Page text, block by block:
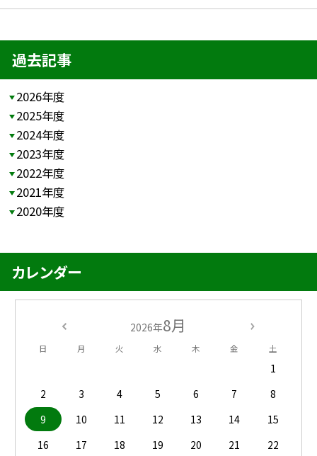
過去記事
2026年度
2025年度
2024年度
2023年度
2022年度
2021年度
2020年度
カレンダー
2026年8月
日 月 火 水 木 金 土
1
2
3 4 5 6 7
8
9
10 11 12 13 14
15
16
17 18 19 20 21
22